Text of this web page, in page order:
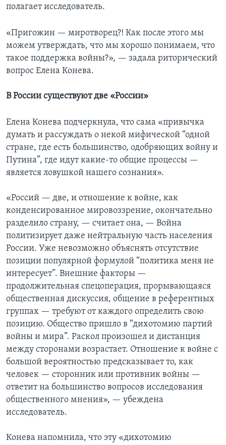
полагает исследователь.
«Пригожин — миротворец?! Как после этого мы
можем утверждать, что мы хорошо понимаем, что
такое поддержка войны?», — задала риторический
вопрос Елена Конева.
В России существуют две «России»
Елена Конева подчеркнула, что сама «привычка
думать и рассуждать о некой мифической “одной
стране, где есть большинство, одобряющих войну и
Путина”, где идут какие-то общие процессы —
является ловушкой нашего сознания».
«Россий — две, и отношение к войне, как
конденсированное мировоззрение, окончательно
разделило страну, — считает она, — Война
политизирует даже нейтральную часть населения
России. Уже невозможно объяснять отсутствие
позиции популярной формулой “политика меня не
интересует”. Внешние факторы —
продолжительная спецоперация, прорывающаяся
общественная дискуссия, общение в референтных
группах — требуют от каждого определить свою
позицию. Общество пришло в “дихотомию партий
войны и мира”. Раскол произошел и дистанция
между сторонами возрастает. Отношение к войне с
большой вероятностью предсказывает то, как
человек — сторонник или противник войны —
ответит на большинство вопросов исследования
общественного мнения», — убеждена
исследователь.
Конева напомнила, что эту «дихотомию